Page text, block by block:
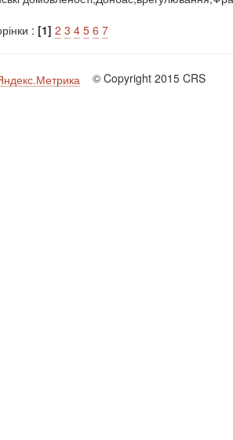
: [1] 2 3 4 5 6 7
© Copyright 2015 CRS